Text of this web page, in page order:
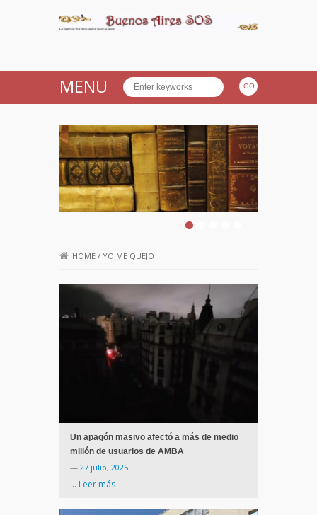
MENU
HOME / YO ME QUEJO
Un apagón masivo afectó a más de medio
millón de usuarios de AMBA
— 27 julio, 2025
… Leer más